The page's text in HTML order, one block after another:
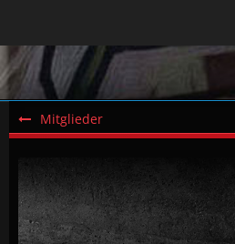
Mitglieder